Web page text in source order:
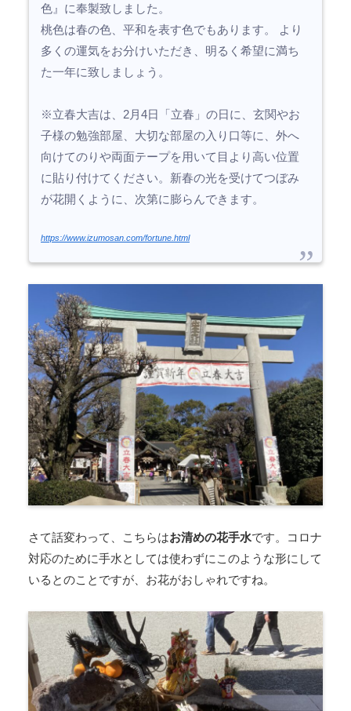
色』に奉製致しました。
桃色は春の色、平和を表す色でもあります。 より
多くの運気をお分けいただき、明るく希望に満ち
た一年に致しましょう。
※立春大吉は、2月4日「立春」の日に、玄関やお
子様の勉強部屋、大切な部屋の入り口等に、外へ
向けてのりや両面テープを用いて目より高い位置
に貼り付けてください。新春の光を受けてつぼみ
が花開くように、次第に膨らんできます。
https://www.izumosan.com/fortune.html
さて話変わって、こちらはお清めの花手水です。コロナ
対応のために手水としては使わずにこのような形にして
いるとのことですが、お花がおしゃれですね。